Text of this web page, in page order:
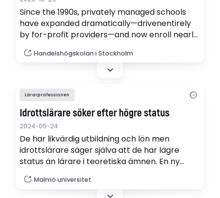
Since the 1990s, privately managed schools
have expanded dramatically—drivenentirely
by for-profit providers—and now enroll nearly
many other settings, there are no schools
operating outside of the public system:
charge top-up fees, and are subject to the
sameregulation. Using a combination of…
Handelshögskolan i Stockholm
Lärarprofessionen
Idrottslärare söker efter högre status
2024-05-24
De har likvärdig utbildning och lön men
idrottslärare säger själva att de har lägre
status än lärare i teoretiska ämnen. En ny
har varit konstant i 200 år.
Malmö universitet